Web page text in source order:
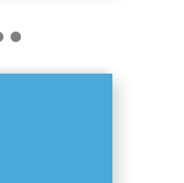
5